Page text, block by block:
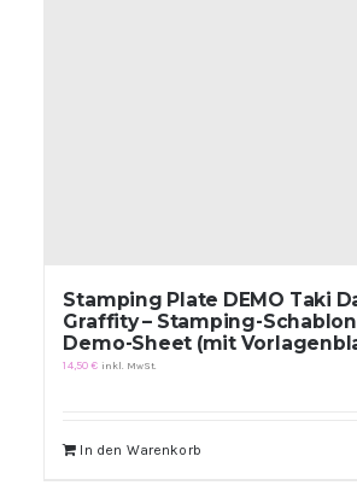
Stamping Plate DEMO Taki
Graffity – Stamping-
Demo-Sheet (mit
14,50€ inkl. MwSt.
In den Warenkorb